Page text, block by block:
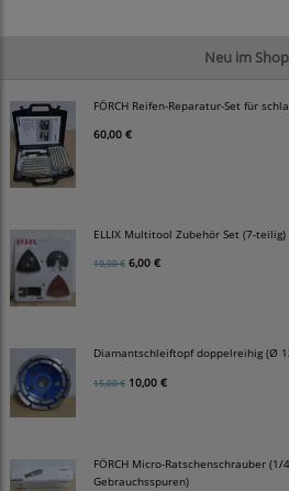
Neu im Shop
FÖRCH Reifen-Reparatur-Set für
60,00 €
ELLIX Multitool Zubehör Set (7-teilig)
10,00 € 6,00 €
Diamantschleiftopf doppelreihig (Ø
15,00 € 10,00 €
FÖRCH Micro-Ratschenschrauber
Gebrauchsspuren)